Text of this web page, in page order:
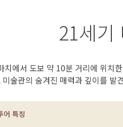
21세기
에서 도보 약 10분 거리에 위치
술관의 숨겨진 매력과 깊이를
어 특징